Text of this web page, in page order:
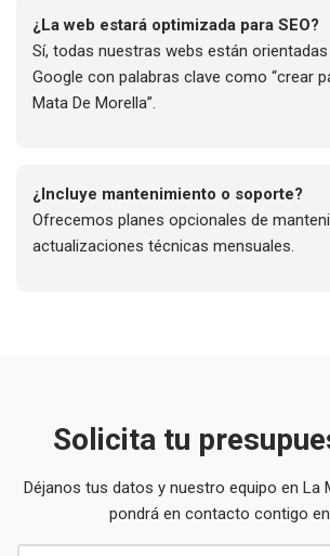
¿La web estará optimizada para SEO?
Sí, todas nuestras webs están
Google con palabras clave como “crear
Mata De Morella”.
¿Incluye mantenimiento o soporte?
Ofrecemos planes opcionales de
actualizaciones técnicas mensuales.
Solicita tu
Déjanos tus datos y nuestro equipo en La
pondrá en contacto contigo en